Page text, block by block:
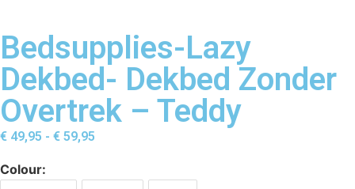
Bedsupplies-Lazy
Dekbed- Dekbed Zonder
Overtrek – Teddy
€ 49,95 - € 59,95
Colour